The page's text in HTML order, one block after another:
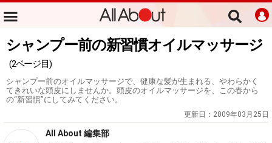
シャンプー前の新習慣オイルマッサージ
(2ページ目)
シャンプー前のオイルマッサージで、健康な髪が生まれる、やわらかく
てきれいな頭皮にしませんか。頭皮のオイルマッサージを、この春から
の“新習慣”にしてみてください。
更新日： 2009年03月25日
All About 編集部